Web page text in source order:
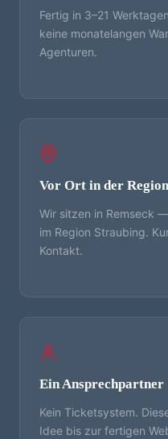
Fertig in 3–21
keine monatelangen
Agenturen.
Vor Ort in der Region
Wir sitzen in Remseck
im Region Straubing.
Kontakt.
Ein Ansprechpartner
Kein Ticketsystem.
Idee bis zur fertigen